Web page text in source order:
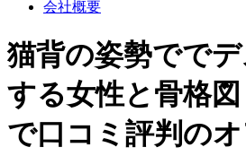
会社概要
猫背の姿勢でで
する女性と骨格図
で口コミ評判の